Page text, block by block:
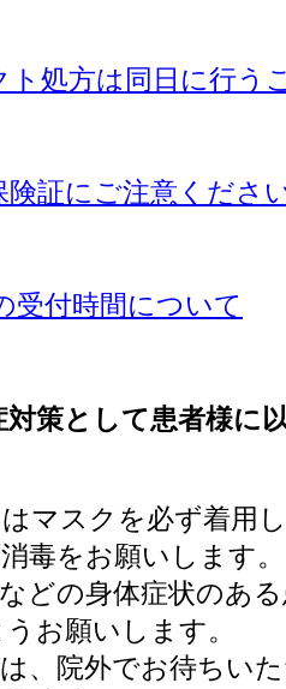
ト処方は同日に行う
険証にご注意くださ
受付時間について
対策として患者様に
はマスクを必ず着用
毒をお願いします。
などの身体症状のあ
お願いします。
は、院外でお待ちい